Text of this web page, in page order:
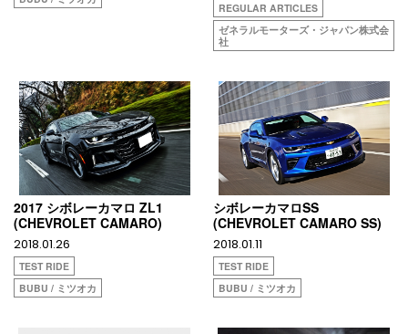
REGULAR ARTICLES
ゼネラルモーターズ・ジャパン株式会
社
2017 シボレーカマロ ZL1
(CHEVROLET CAMARO)
2018.01.26
TEST RIDE
BUBU / ミツオカ
シボレーカマロSS
(CHEVROLET CAMARO SS)
2018.01.11
TEST RIDE
BUBU / ミツオカ